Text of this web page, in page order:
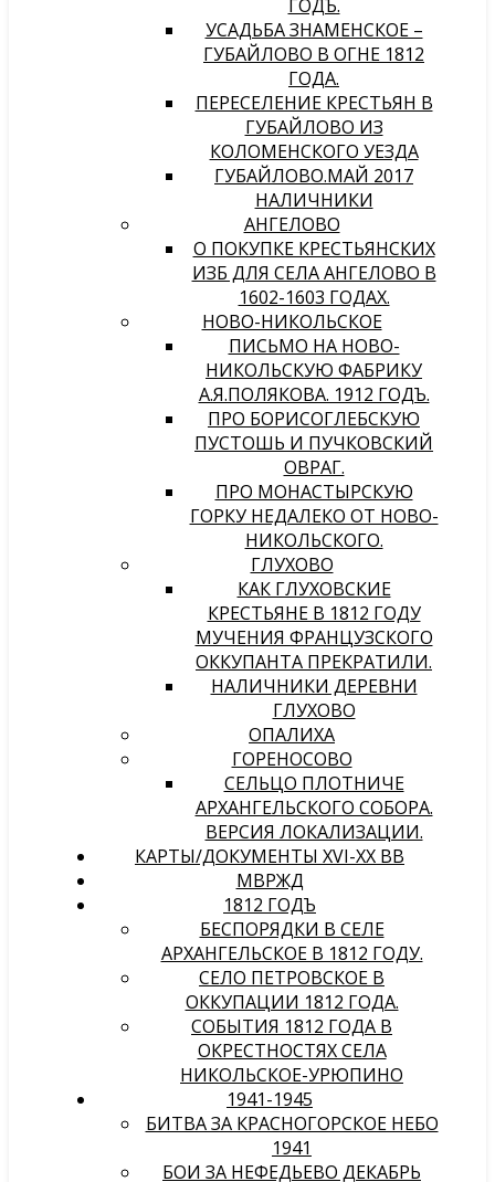
ГОДЪ.
УСАДЬБА ЗНАМЕНСКОЕ –
ГУБАЙЛОВО В ОГНЕ 1812
ГОДА.
ПЕРЕСЕЛЕНИЕ КРЕСТЬЯН В
ГУБАЙЛОВО ИЗ
КОЛОМЕНСКОГО УЕЗДА
ГУБАЙЛОВО.МАЙ 2017
НАЛИЧНИКИ
АНГЕЛОВО
О ПОКУПКЕ КРЕСТЬЯНСКИХ
ИЗБ ДЛЯ СЕЛА АНГЕЛОВО В
1602-1603 ГОДАХ.
НОВО-НИКОЛЬСКОЕ
ПИСЬМО НА НОВО-
НИКОЛЬСКУЮ ФАБРИКУ
А.Я.ПОЛЯКОВА. 1912 ГОДЪ.
ПРО БОРИСОГЛЕБСКУЮ
ПУСТОШЬ И ПУЧКОВСКИЙ
ОВРАГ.
ПРО МОНАСТЫРСКУЮ
ГОРКУ НЕДАЛЕКО ОТ НОВО-
НИКОЛЬСКОГО.
ГЛУХОВО
КАК ГЛУХОВСКИЕ
КРЕСТЬЯНЕ В 1812 ГОДУ
МУЧЕНИЯ ФРАНЦУЗСКОГО
ОККУПАНТА ПРЕКРАТИЛИ.
НАЛИЧНИКИ ДЕРЕВНИ
ГЛУХОВО
ОПАЛИХА
ГОРЕНОСОВО
СЕЛЬЦО ПЛОТНИЧЕ
АРХАНГЕЛЬСКОГО СОБОРА.
ВЕРСИЯ ЛОКАЛИЗАЦИИ.
КАРТЫ/ДОКУМЕНТЫ XVI-XX ВВ
МВРЖД
1812 ГОДЪ
БЕСПОРЯДКИ В СЕЛЕ
АРХАНГЕЛЬСКОЕ В 1812 ГОДУ.
СЕЛО ПЕТРОВСКОЕ В
ОККУПАЦИИ 1812 ГОДА.
СОБЫТИЯ 1812 ГОДА В
ОКРЕСТНОСТЯХ СЕЛА
НИКОЛЬСКОЕ-УРЮПИНО
1941-1945
БИТВА ЗА КРАСНОГОРСКОЕ НЕБО
1941
БОИ ЗА НЕФЕДЬЕВО ДЕКАБРЬ